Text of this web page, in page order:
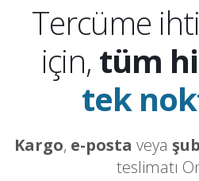
Tercüme
için, tüm
tek
Kargo, e-posta veya
teslimatı